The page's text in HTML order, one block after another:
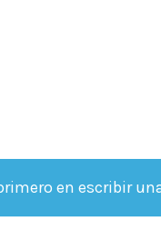
en escribir